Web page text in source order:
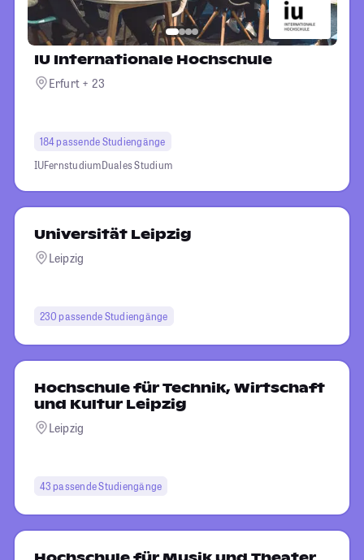
IU Internationale Hochschule
Erfurt + 23
184 passende Studiengänge
IUFernstudiumDuales Studium
Universität Leipzig
Leipzig
230 passende Studiengänge
Hochschule für Technik, Wirtschaft
und Kultur Leipzig
Leipzig
43 passende Studiengänge